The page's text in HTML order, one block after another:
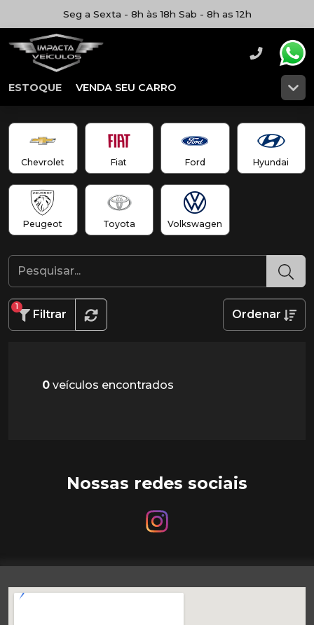
Seg a Sexta - 8h às 18h Sab - 8h as 12h
ESTOQUE VENDA SEU CARRO
Chevrolet Fiat Ford Hyundai
Peugeot Toyota Volkswagen
Filtrar
1
Ordenar
0 veículos encontrados
Nossas redes sociais